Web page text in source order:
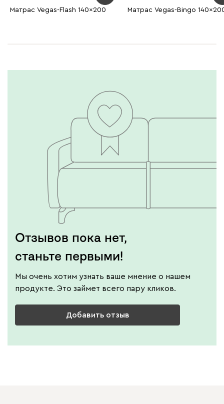
Матрас Vegas-Flash 140x200 Матрас Vegas-Bingo
Отзывов пока нет,
станьте первыми!
Мы очень хотим узнать ваше мнение о нашем
продукте. Это займет всего пару кликов.
Добавить отзыв